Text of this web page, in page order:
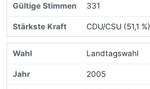
331
CDU/CSU (51,1 %)
Landtagswahl
2005